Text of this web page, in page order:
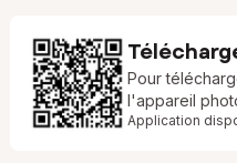
Pour
l'appareil
Application